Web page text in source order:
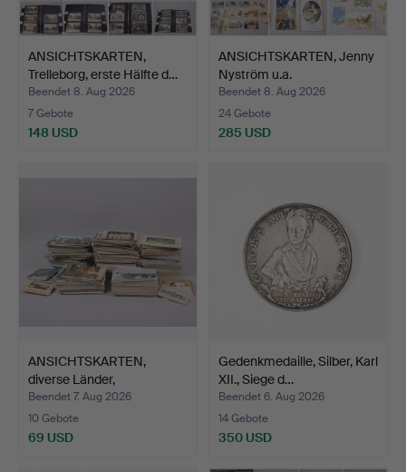
ANSICHTSKARTEN,
Trelleborg, erste Hälfte d…
Beendet 8. Aug 2026
7 Gebote
148 USD
ANSICHTSKARTEN, Jenny
Nyström u.a.
Beendet 8. Aug 2026
24 Gebote
285 USD
ANSICHTSKARTEN,
diverse Länder,
vorwiegend…
Beendet 7. Aug 2026
10 Gebote
69 USD
Gedenkmedaille, Silber, Karl
XII., Siege d…
Beendet 6. Aug 2026
14 Gebote
350 USD